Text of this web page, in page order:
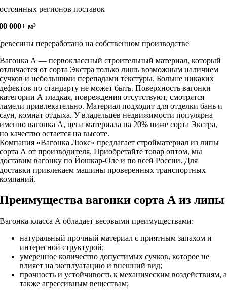
регионов поставок
000+ м³
переработано на собственном производстве
Вагонка А — первоклассный строительный материал, который
отличается от сорта Экстра только лишь возможным наличием
сучков и небольшими перепадами текстуры. Больше никаких
дефектов по стандарту не может быть. Поверхность вагонки
категории А гладкая, повреждения отсутствуют, смотрятся
ламели привлекательно. Материал подходит для отделки бань и
саун, комнат отдыха. У владельцев недвижимости популярна
именно вагонка А, цена материала на 20% ниже сорта Экстра,
но качество остается на высоте.
Компания «Вагонка Люкс» предлагает стройматериал из липы
сорта А от производителя. Приобретайте товар оптом, мы
доставим вагонку по Йошкар-Оле и по всей России. Для
доставки привлекаем машины проверенных транспортных
компаний.
Преимущества вагонки сорта А из липы
Вагонка класса А обладает весовыми преимуществами:
натуральный прочный материал с приятным запахом и
интересной структурой;
умеренное количество допустимых сучков, которое не
влияет на эксплуатацию и внешний вид;
прочность и устойчивость к механическим воздействиям, а
также агрессивным веществам;